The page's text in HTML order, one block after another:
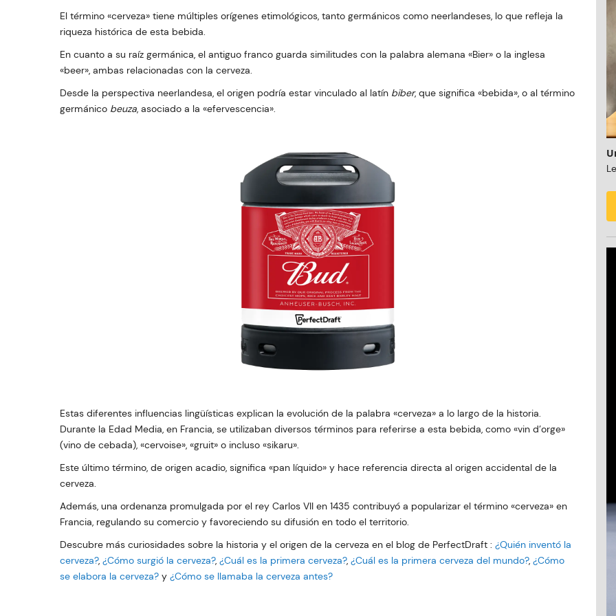
El término «cerveza» tiene múltiples orígenes etimológicos, tanto germánicos como neerlandeses, lo que refleja la
riqueza histórica de esta bebida.
En cuanto a su raíz germánica, el antiguo franco guarda similitudes con la palabra alemana «Bier» o la inglesa
«beer», ambas relacionadas con la cerveza.
Desde la perspectiva neerlandesa, el origen podría estar vinculado al latín biber, que significa «bebida», o al término
germánico beuza, asociado a la «efervescencia».
Estas diferentes influencias lingüísticas explican la evolución de la palabra «cerveza» a lo largo de la historia.
Durante la Edad Media, en Francia, se utilizaban diversos términos para referirse a esta bebida, como «vin d’orge»
(vino de cebada), «cervoise», «gruit» o incluso «sikaru».
Este último término, de origen acadio, significa «pan líquido» y hace referencia directa al origen accidental de la
cerveza.
Además, una ordenanza promulgada por el rey Carlos VII en 1435 contribuyó a popularizar el término «cerveza» en
Francia, regulando su comercio y favoreciendo su difusión en todo el territorio.
Descubre más curiosidades sobre la historia y el origen de la cerveza en el blog de PerfectDraft : ¿Quién inventó la
cerveza?, ¿Cómo surgió la cerveza?, ¿Cuál es la primera cerveza?, ¿Cuál es la primera cerveza del mundo?, ¿Cómo
se elabora la cerveza? y ¿Cómo se llamaba la cerveza antes?